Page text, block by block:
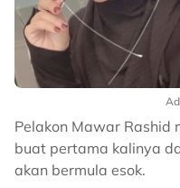
Pelakon Mawar Rashid
buat pertama kalinya
akan bermula esok.